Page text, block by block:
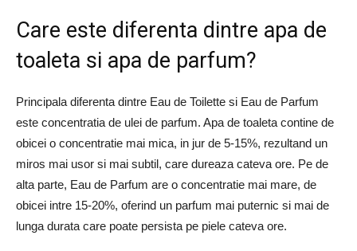
Care este diferenta dintre apa de
toaleta si apa de parfum?
Principala diferenta dintre Eau de Toilette si Eau de Parfum
este concentratia de ulei de parfum. Apa de toaleta contine de
obicei o concentratie mai mica, in jur de 5-15%, rezultand un
miros mai usor si mai subtil, care dureaza cateva ore. Pe de
alta parte, Eau de Parfum are o concentratie mai mare, de
obicei intre 15-20%, oferind un parfum mai puternic si mai de
lunga durata care poate persista pe piele cateva ore.